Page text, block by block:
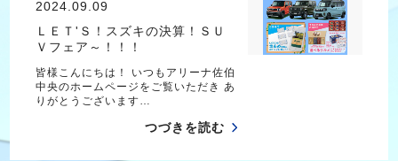
2024.09.09
ＬＥＴ'Ｓ！スズキの決算！ＳＵ
Ｖフェア～！！！
皆様こんにちは！ いつもアリーナ佐伯
中央のホームページをご覧いただき あ
りがとうございます…
つづきを読む